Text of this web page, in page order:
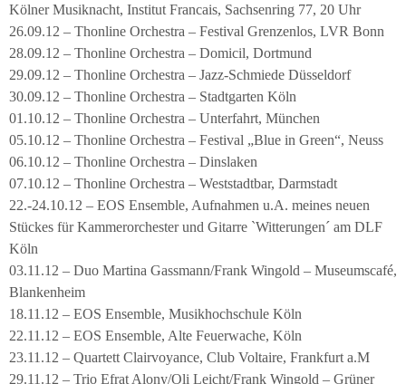
Kölner Musiknacht, Institut Francais, Sachsenring 77, 20 Uhr
26.09.12 – Thonline Orchestra – Festival Grenzenlos, LVR Bonn
28.09.12 – Thonline Orchestra – Domicil, Dortmund
29.09.12 – Thonline Orchestra – Jazz-Schmiede Düsseldorf
30.09.12 – Thonline Orchestra – Stadtgarten Köln
01.10.12 – Thonline Orchestra – Unterfahrt, München
05.10.12 – Thonline Orchestra – Festival „Blue in Green“, Neuss
06.10.12 – Thonline Orchestra – Dinslaken
07.10.12 – Thonline Orchestra – Weststadtbar, Darmstadt
22.-24.10.12 – EOS Ensemble, Aufnahmen u.A. meines neuen
Stückes für Kammerorchester und Gitarre `Witterungen´ am DLF
Köln
03.11.12 – Duo Martina Gassmann/Frank Wingold – Museumscafé,
Blankenheim
18.11.12 – EOS Ensemble, Musikhochschule Köln
22.11.12 – EOS Ensemble, Alte Feuerwache, Köln
23.11.12 – Quartett Clairvoyance, Club Voltaire, Frankfurt a.M
29.11.12 – Trio Efrat Alony/Oli Leicht/Frank Wingold – Grüner